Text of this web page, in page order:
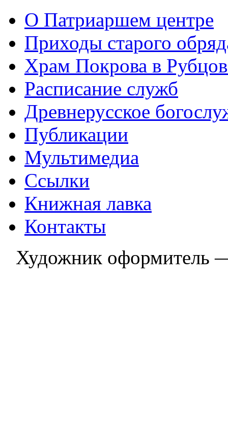
О Патриаршем центре
Приходы старого
Храм Покрова в
Расписание служб
Древнерусское
Публикации
Мультимедиа
Ссылки
Книжная лавка
Контакты
Художник оформитель